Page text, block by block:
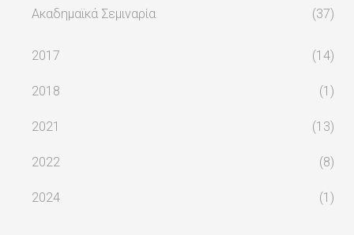
Ακαδημαϊκά Σεμιναρία (37)
2017 (14)
2018 (1)
2021 (13)
2022 (8)
2024 (1)